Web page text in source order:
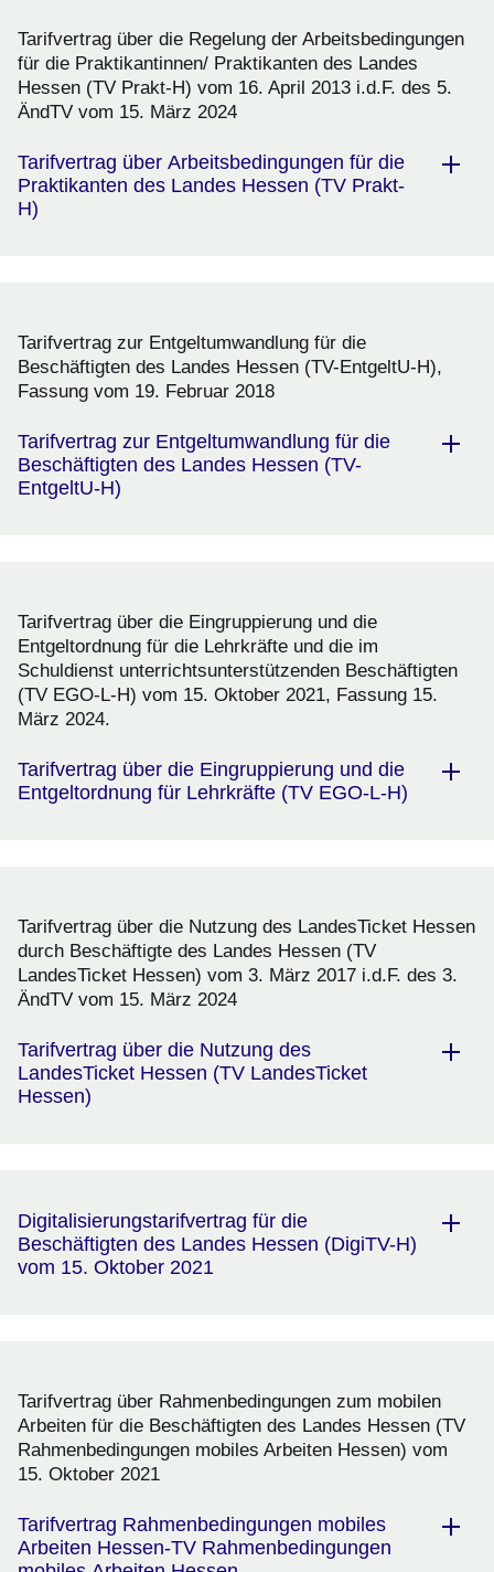
Tarifvertrag über die Regelung der Arbeitsbedingungen
für die Praktikantinnen/ Praktikanten des Landes
Hessen (TV Prakt-H) vom 16. April 2013 i.d.F. des 5.
ÄndTV vom 15. März 2024
Tarifvertrag über Arbeitsbedingungen für die
Praktikanten des Landes Hessen (TV Prakt-
H)
Tarifvertrag zur Entgeltumwandlung für die
Beschäftigten des Landes Hessen (TV-EntgeltU-H),
Fassung vom 19. Februar 2018
Tarifvertrag zur Entgeltumwandlung für die
Beschäftigten des Landes Hessen (TV-
EntgeltU-H)
Tarifvertrag über die Eingruppierung und die
Entgeltordnung für die Lehrkräfte und die im
Schuldienst unterrichtsunterstützenden Beschäftigten
(TV EGO-L-H) vom 15. Oktober 2021, Fassung 15.
März 2024.
Tarifvertrag über die Eingruppierung und die
Entgeltordnung für Lehrkräfte (TV EGO-L-H)
Tarifvertrag über die Nutzung des LandesTicket Hessen
durch Beschäftigte des Landes Hessen (TV
LandesTicket Hessen) vom 3. März 2017 i.d.F. des 3.
ÄndTV vom 15. März 2024
Tarifvertrag über die Nutzung des
LandesTicket Hessen (TV LandesTicket
Hessen)
Digitalisierungstarifvertrag für die
Beschäftigten des Landes Hessen (DigiTV-H)
vom 15. Oktober 2021
Tarifvertrag über Rahmenbedingungen zum mobilen
Arbeiten für die Beschäftigten des Landes Hessen (TV
Rahmenbedingungen mobiles Arbeiten Hessen) vom
15. Oktober 2021
Tarifvertrag Rahmenbedingungen mobiles
Arbeiten Hessen-TV Rahmenbedingungen